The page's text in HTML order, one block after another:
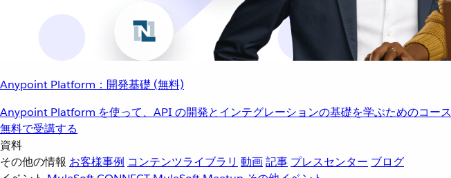
Anypoint Platform：開発基礎 (無料)
Anypoint Platform を使って、API の開発とインテグレーションの基礎を学ぶためのコース
無料で受講する
資料
その他の情報 お客様事例 コンテンツライブラリ 動画記事 プレスセンター ブログ